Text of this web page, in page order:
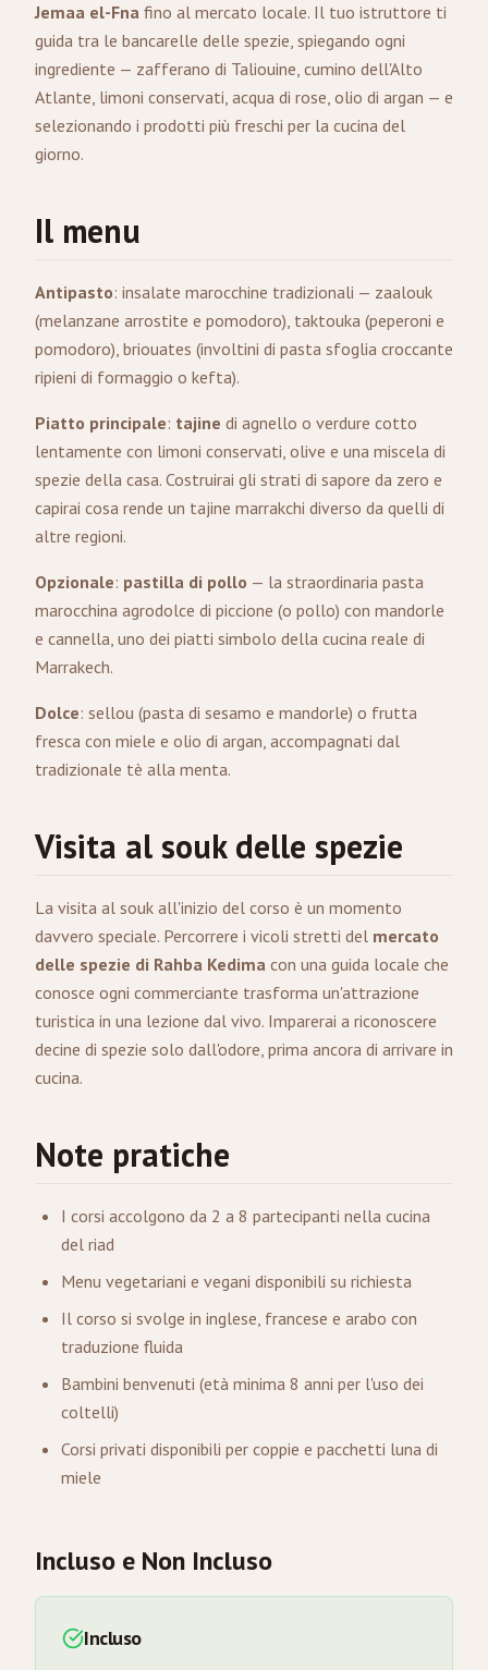
Jemaa el-Fna fino al mercato locale. Il tuo istruttore ti
guida tra le bancarelle delle spezie, spiegando ogni
ingrediente — zafferano di Taliouine, cumino dell'Alto
Atlante, limoni conservati, acqua di rose, olio di argan — e
selezionando i prodotti più freschi per la cucina del
giorno.
Il menu
Antipasto: insalate marocchine tradizionali — zaalouk
(melanzane arrostite e pomodoro), taktouka (peperoni e
pomodoro), briouates (involtini di pasta sfoglia croccante
ripieni di formaggio o kefta).
Piatto principale: tajine di agnello o verdure cotto
lentamente con limoni conservati, olive e una miscela di
spezie della casa. Costruirai gli strati di sapore da zero e
capirai cosa rende un tajine marrakchi diverso da quelli di
altre regioni.
Opzionale: pastilla di pollo — la straordinaria pasta
marocchina agrodolce di piccione (o pollo) con mandorle
e cannella, uno dei piatti simbolo della cucina reale di
Marrakech.
Dolce: sellou (pasta di sesamo e mandorle) o frutta
fresca con miele e olio di argan, accompagnati dal
tradizionale tè alla menta.
Visita al souk delle spezie
La visita al souk all'inizio del corso è un momento
davvero speciale. Percorrere i vicoli stretti del mercato
delle spezie di Rahba Kedima con una guida locale che
conosce ogni commerciante trasforma un'attrazione
turistica in una lezione dal vivo. Imparerai a riconoscere
decine di spezie solo dall'odore, prima ancora di arrivare in
cucina.
Note pratiche
I corsi accolgono da 2 a 8 partecipanti nella cucina
del riad
Menu vegetariani e vegani disponibili su richiesta
Il corso si svolge in inglese, francese e arabo con
traduzione fluida
Bambini benvenuti (età minima 8 anni per l'uso dei
coltelli)
Corsi privati disponibili per coppie e pacchetti luna di
miele
Incluso e Non Incluso
Incluso